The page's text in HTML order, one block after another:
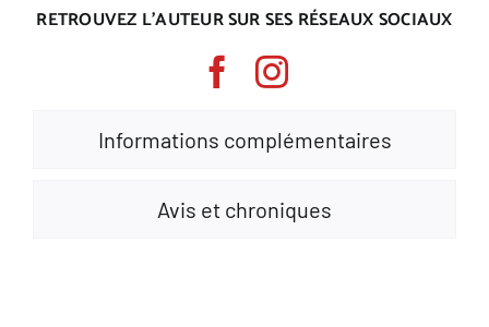
RETROUVEZ L’AUTEUR SUR SES RÉSEAUX SOCIAUX
Informations complémentaires
Avis et chroniques